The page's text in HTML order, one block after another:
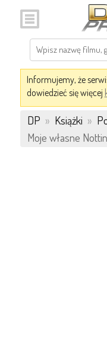
Informujemy, że
dowiedzieć się więcej
DP » Książki »
Moje własne